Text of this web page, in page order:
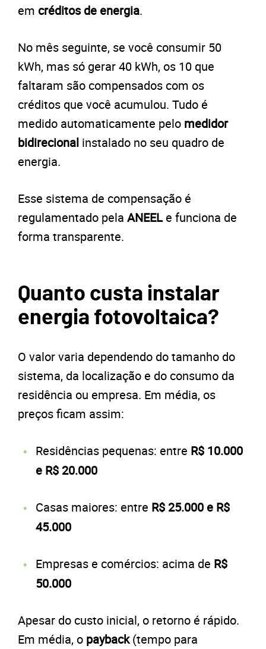
em créditos de energia.
No mês seguinte, se você consumir 50
kWh, mas só gerar 40 kWh, os 10 que
faltaram são compensados com os
créditos que você acumulou. Tudo é
medido automaticamente pelo medidor
bidirecional instalado no seu quadro de
energia.
Esse sistema de compensação é
regulamentado pela ANEELe funciona de
forma transparente.
Quanto custa instalar
energia fotovoltaica?
O valor varia dependendo do tamanho do
sistema, da localização e do consumo da
residência ou empresa. Em média, os
preços ficam assim:
Residências pequenas: entre R$ 10.000
e R$ 20.000
Casas maiores: entre R$ 25.000 e R$
45.000
Empresas e comércios: acima de R$
50.000
Apesar do custo inicial, o retorno é rápido.
Em média, o payback(tempo para